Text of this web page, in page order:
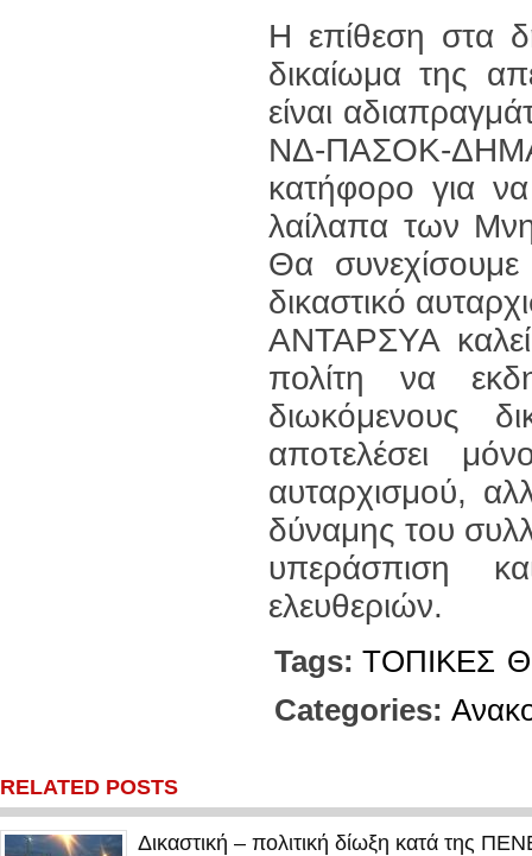
Η επίθεση στα
δικαίωμα της
είναι
ΝΔ-ΠΑΣΟΚ-
κατήφορο για να
λαίλαπα των
Θα
δικαστικό
ΑΝΤΑΡΣΥΑ
πολίτη να
διωκόμενους
αποτελέσει
αυταρχισμού,
δύναμης του
υπεράσπιση
ελευθεριών.
Tags: ΤΟΠΙΚΕΣ
Categories:
RELATED POSTS
Δικαστική – πολιτική δίωξη κατά της